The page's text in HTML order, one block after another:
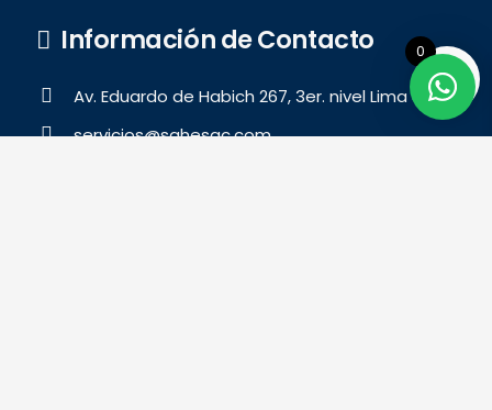
Información de Contacto
Av. Eduardo de Habich 267, 3er. nivel Lima 31
servicios@sqhesac.com
0